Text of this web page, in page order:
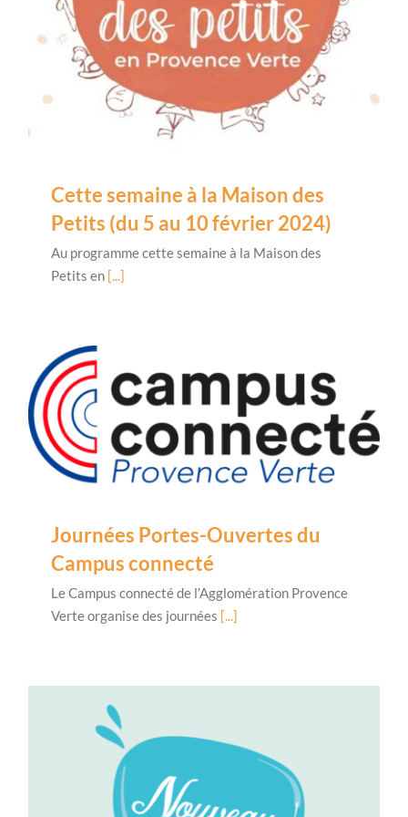
Cette semaine à la Maison des
Petits (du 5 au 10 février 2024)
Au programme cette semaine à la Maison des
Petits en [...]
Journées Portes-Ouvertes du
Campus connecté
Le Campus connecté de l’Agglomération Provence
Verte organise des journées [...]